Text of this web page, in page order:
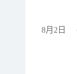
8月2日